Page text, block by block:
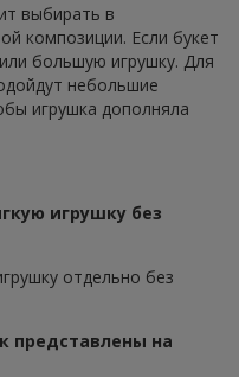
выбирать в
композиции. Если букет
большую игрушку. Для
небольшие
игрушка дополняла
игрушку без
отдельно без
представлены на